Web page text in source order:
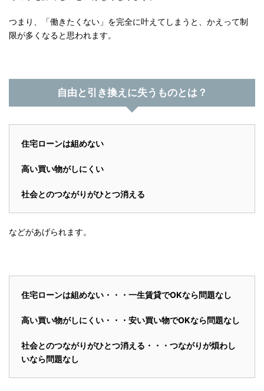
つまり、「働きたくない」を完全に叶えてしまうと、かえって制
限が多くなると思われます。
自由と引き換えに失うものとは？
住宅ローンは組めない
高い買い物がしにくい
社会とのつながりがひとつ消える
などがあげられます。
住宅ローンは組めない・・・一生賃貸でOKなら問題なし
高い買い物がしにくい・・・安い買い物でOKなら問題なし
社会とのつながりがひとつ消える・・・つながりが煩わし
いなら問題なし